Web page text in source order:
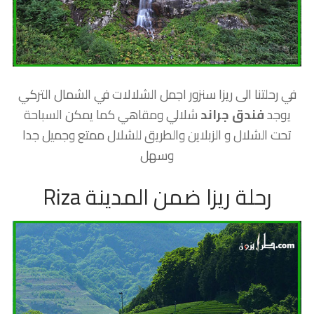
في رحلتنا الى ريزا سنزور اجمل الشلالات في الشمال التركي
يوجدفندق جراندشلالي ومقاهي كما يمكن السباحة
تحت الشلال و الزبلاين والطريق للشلال ممتع وجميل جدا
وسهل
رحلة ريزا ضمن المدينة Riza